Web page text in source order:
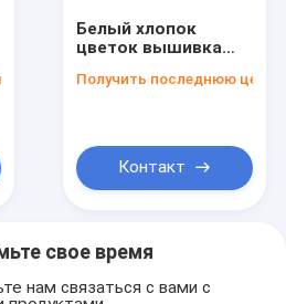
Белый хлопок
цветок вышивка
кружевной
Получить последнюю цену
Контакт
свое время
нам связаться с вами с